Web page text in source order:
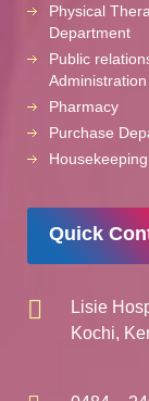
Physical
Department
Public
Administration
Pharmacy
Purchase
Quick
Lisie
Kochi,